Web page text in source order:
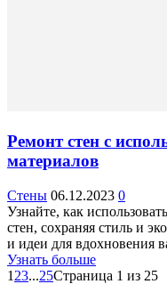
Ремонт стен с
материалов
Стены 06.12.2023 0
Узнайте, как
стен, сохраняя стиль и
и идеи для вдохновения
Узнать больше
1 23...25Страница 1 из 25